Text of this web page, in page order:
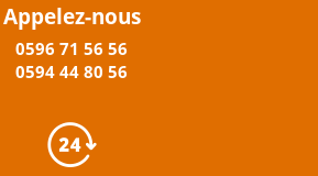
Appelez-nous
0596 71 56 56
0594 44 80 56